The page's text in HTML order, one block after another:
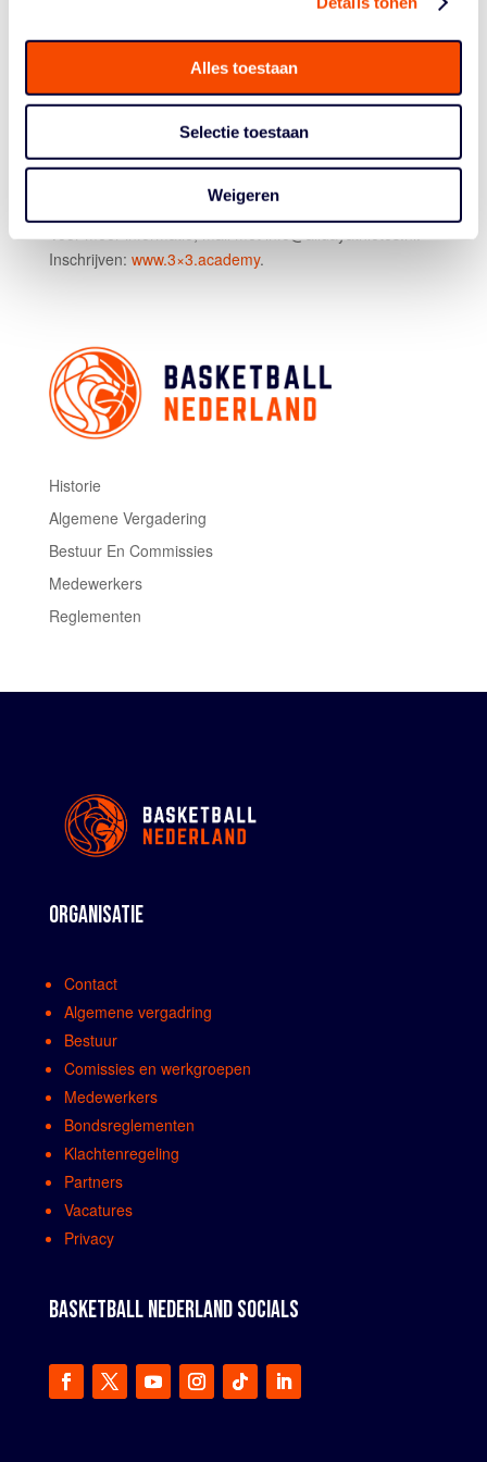
Alles toestaan
Selectie toestaan
Weigeren
Jan Driessen – The Art of Defense
nog, maar elke dag is logischerwijs het bezoeken waard.
Ben daarom snel met inschrijven: er zijn nog beperkt
Voor méér informatie, mail met info@alldayathletes.nl.
Inschrijven: www.3×3.academy.
Historie
Algemene Vergadering
Bestuur En Commissies
Medewerkers
Reglementen
ORGANISATIE
Contact
Algemene vergadring
Bestuur
Comissies en werkgroepen
Medewerkers
Bondsreglementen
Klachtenregeling
Partners
Vacatures
Privacy
BASKETBALL NEDERLAND SOCIALS